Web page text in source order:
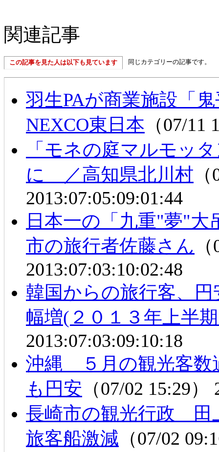
関連記事
この記事を見た人は以下も見ています 同じカテゴリーの記事です。
羽生PAが商業施設「
NEXCO東日本 （07/11
「モネの庭マルモッ
に ／高知県北川村
2013:07:05:09:01:44
日本一の「九重"夢"大
市の旅行者佐藤さん
2013:07:03:10:02:48
韓国からの旅行客、
幅増(２０１３年上半
2013:07:03:09:10:18
沖縄 ５月の観光客
も円安 （07/02 15:29）
長崎市の観光行政
旅客船激減 （07/02